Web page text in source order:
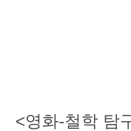
<영화-철학 탐